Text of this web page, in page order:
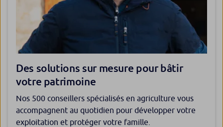
Des solutions sur mesure pour bâtir
votre patrimoine
Nos 500 conseillers spécialisés en agriculture vous
accompagnent au quotidien pour développer votre
exploitation et protéger votre famille.